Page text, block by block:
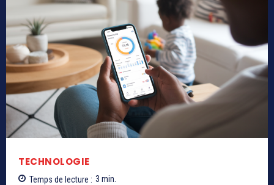
TECHNOLOGIE
Temps de lecture : 3 min.